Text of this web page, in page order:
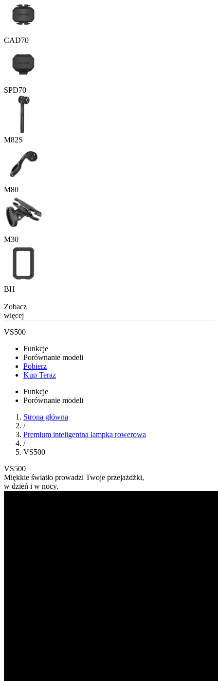
CAD70
SPD70
M82S
M80
M30
BH
Zobacz
więcej
VS500
Funkcje
Porównanie modeli
Pobierz
Kup Teraz
Funkcje
Porównanie modeli
Strona główna
/
Premium inteligentna lampka rowerowa
/
VS500
VS500
Miękkie światło prowadzi Twoje przejażdżki,
w dzień i w nocy.